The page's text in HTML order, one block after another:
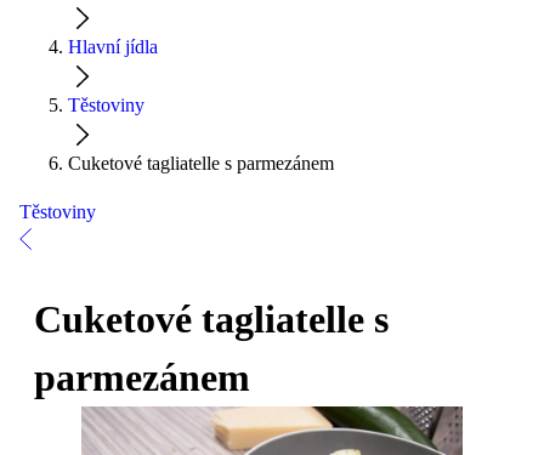
Hlavní jídla
Těstoviny
Cuketové tagliatelle s parmezánem
Těstoviny
Cuketové tagliatelle s
parmezánem